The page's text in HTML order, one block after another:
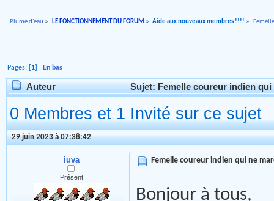
Plume d'eau » LE FONCTIONNEMENT DU FORUM » Aide aux nouveaux membres !!!! »
Pages: [ 1 ]En bas
Auteur Sujet: Femelle coureur indien
0 Membres et 1 Invité sur ce sujet
29 juin 2023 à 07:38:42
iuva
Présent
Femelle coureur indien qui ne
Bonjour à tous,